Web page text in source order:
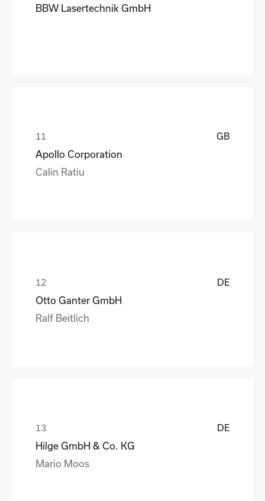
BBW Lasertechnik GmbH
GB
Apollo Corporation
Calin Ratiu
DE
Otto Ganter GmbH
Ralf Beitlich
DE
Hilge GmbH & Co. KG
Mario Moos